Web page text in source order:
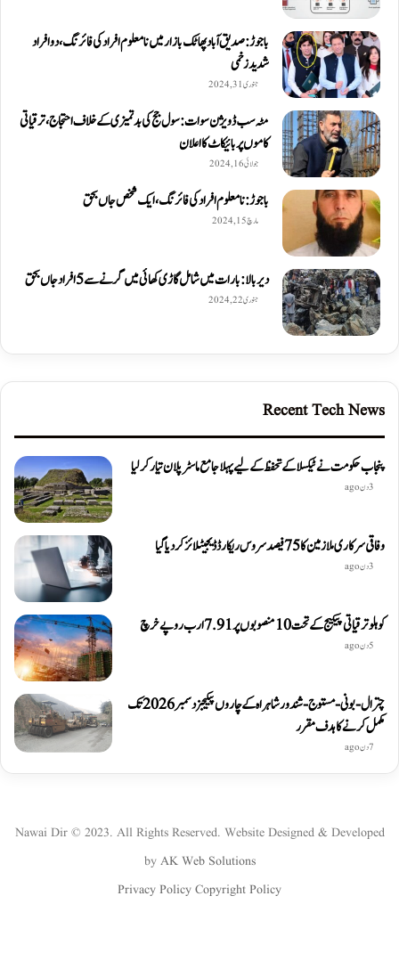
باجوڑ: صدیق اۤباد پھاٹک بازار میں نامعلوم افراد کی فائرنگ، دو افراد
شدید زخمی
جنوری 31, 2024
مٹہ سب ڈویژن سوات: سول جج کی بدتمیزی کے خلاف احتجاج، ترقیاتی
کاموں پر بائیکاٹ کا اعلان
جولائی 16, 2024
باجوڑ: نامعلوم افراد کی فائرنگ، ایک شخص جاں بحق
مارچ 15, 2024
دیربالا: بارات میں شامل گاڑی کھائی میں گرنے سے 5 افراد جاں بحق
جنوری 22, 2024
Recent Tech News
پنجاب حکومت نے ٹیکسلا کے تحفظ کے لیے پہلا جامع ماسٹر پلان تیار کر لیا
3 دن ago
وفاقی سرکاری ملازمین کا 75 فیصد سروس ریکارڈ ڈیجیٹلائز کر دیا گیا
3 دن ago
کوہلو ترقیاتی پیکیج کے تحت 10 منصوبوں پر 7.91 ارب روپے خرچ
5 دن ago
چترال-بونی-مستوج-شندور شاہراہ کے چاروں پیکیجز دسمبر 2026 تک
مکمل کرنے کا ہدف مقرر
7 دن ago
Nawai Dir © 2023. All Rights Reserved. Website Designed & Developed
by AK Web Solutions
Privacy Policy Copyright Policy